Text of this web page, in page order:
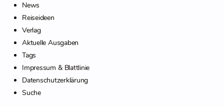
News
Reiseideen
Verlag
Aktuelle Ausgaben
Tags
Impressum & Blattlinie
Datenschutzerklärung
Suche